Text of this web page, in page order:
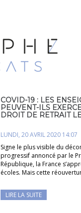
COVID-19 : LES
PEUVENT-ILS
DROIT DE RETRAIT
LUNDI, 20 AVRIL 2020 14:07
Signe le plus visible du
progressif annoncé par le
République, la France
écoles. Mais cette
LIRE LA SUITE